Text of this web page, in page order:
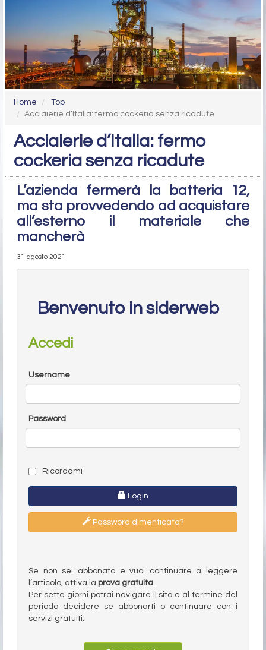
Home
Top
Acciaierie d’Italia: fermo cockeria senza ricadute
Acciaierie d’Italia: fermo
cockeria senza ricadute
L’azienda fermerà la batteria 12,
ma sta provvedendo ad acquistare
all’esterno il materiale che
mancherà
31 agosto 2021
Benvenuto in siderweb
Accedi
Username
Password
Ricordami
Login
Password dimenticata?
Se non sei abbonato e vuoi continuare a leggere
l’articolo, attiva la prova gratuita.
Per sette giorni potrai navigare il sito e al termine del
periodo decidere se abbonarti o continuare con i
servizi gratuiti.